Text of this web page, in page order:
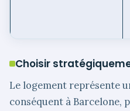
Choisir
Le logement représente
conséquent à Barcelone,